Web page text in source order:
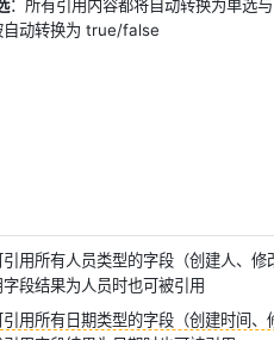
：所有引用内容都将自动转换为单选与
自动转换为 true/false
引用所有人员类型的字段（创建人、修
段结果为人员时也可被引用
引用所有日期类型的字段（创建时间、